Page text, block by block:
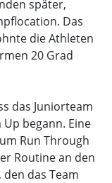
später,
Das
die Athleten
20 Grad
das Juniorteam
begann. Eine
Run Through
Routine an den
das Team